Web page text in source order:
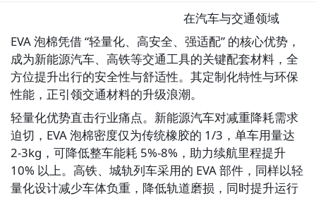
在汽车与交通领域
EVA 泡棉凭借 “轻量化、高安全、强适配” 的核心优势，
成为新能源汽车、高铁等交通工具的关键配套材料，全
方位提升出行的安全性与舒适性。其定制化特性与环保
性能，正引领交通材料的升级浪潮。
轻量化优势直击行业痛点。新能源汽车对减重降耗需求
迫切，EVA 泡棉密度仅为传统橡胶的 1/3，单车用量达
2-3kg，可降低整车能耗 5%-8%，助力续航里程提升
10% 以上。高铁、城轨列车采用的 EVA 部件，同样以轻
量化设计减少车体负重，降低轨道磨损，同时提升运行